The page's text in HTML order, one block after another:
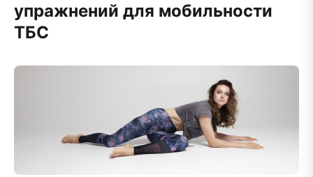
упражнений для мобильности
ТБС